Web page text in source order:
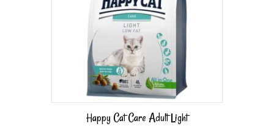
Happy Cat Care Adult Light